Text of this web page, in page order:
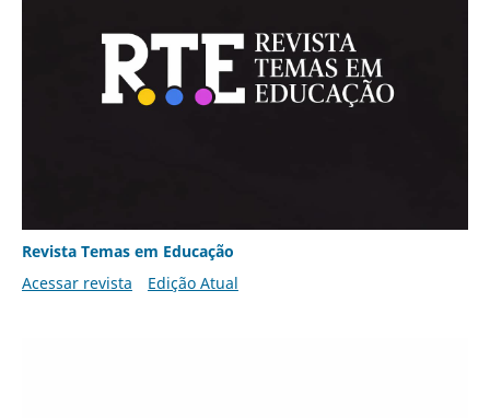
Revista Temas em Educação
Acessar revista
Edição Atual